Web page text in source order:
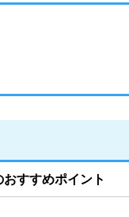
すすめポイント